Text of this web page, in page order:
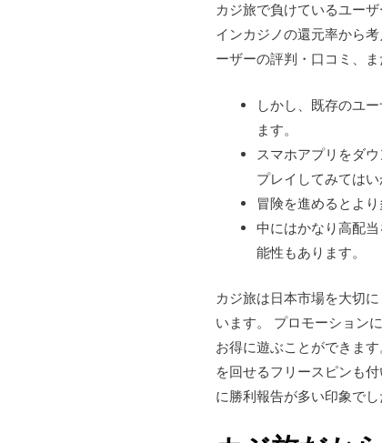
カジ旅で負けているユー
インカジノの還元率から
ーザーの評判・口コミ、
しかし、既存のユ
ます。
スマホアプリをダ
プレイしてみてはい
冒険を進めるとよ
中にはかなり高配
能性もあります。
カジ旅は日本市場を大切
います。 プロモーション
お得に遊ぶことができま
を回せるフリースピンも
に勝利報告が多い印象でし